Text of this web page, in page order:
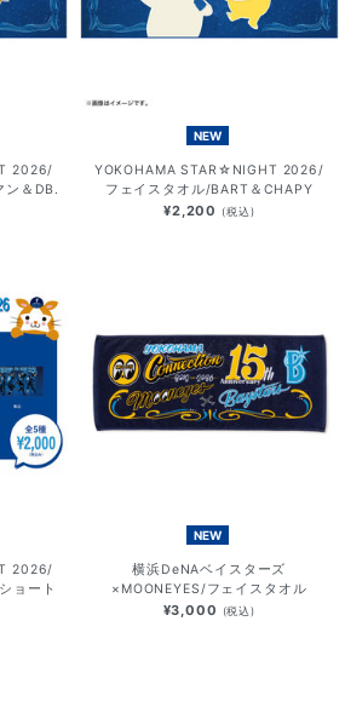
2026/
ン＆DB.
NEW
YOKOHAMA STAR☆NIGHT 2026/
フェイスタオル/BART＆CHAPY
¥2,200 (税込)
2026/
ョート
NEW
横浜DeNAベイスターズ
×MOONEYES/フェイスタオル
¥3,000 (税込)